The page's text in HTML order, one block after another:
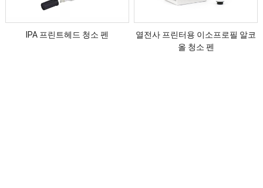
IPA 프린트헤드 청소 펜
열전사 프린터용 이소프로필 알코
올 청소 펜